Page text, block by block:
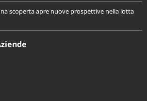
scoperta apre nuove prospettive nella lotta